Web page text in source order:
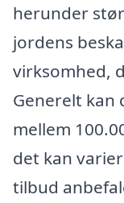
herunder
jordens
virksomhed,
Generelt kan
mellem
det kan
tilbud